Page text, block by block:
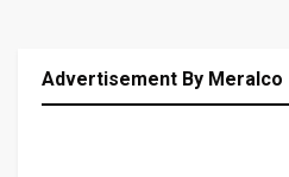
Advertisement By Meralco